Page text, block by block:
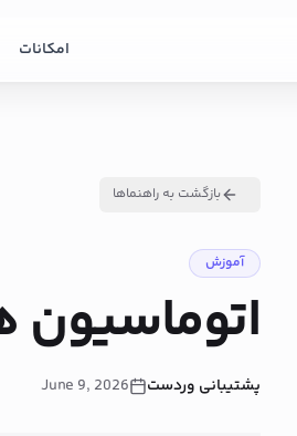
امکانات
بازگشت به راهنماها
آموزش
پشتیبانی وردست June 9, 2026